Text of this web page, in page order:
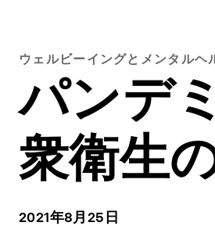
ウェルビーイングとメンタルヘ
パンデ
衆衛生
2021年8月25日